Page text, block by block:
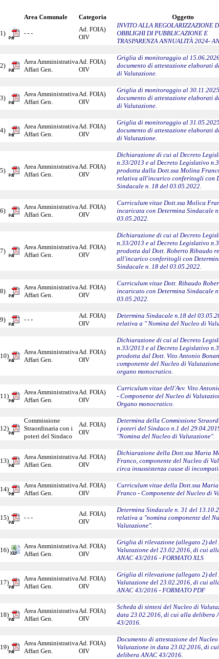
Area Comunale Categoria Oggetto
1) - - -
Ad. FOIA)
OIV
INVITO ALLA REGOLARIZZAZIONE
OBBLIGHI DI PUBBLICAZIONE E
TRASPARENZA ANNUALITÀ 2024-
2)
Area Amministrativa
Affari Gen.
Ad. FOIA)
OIV
Griglia di monitoraggio al
documento di attestazione elaborati
di Valutazione.
3)
Area Amministrativa
Affari Gen.
Ad. FOIA)
OIV
Griglia di monitoraggio al
documento di attestazione elaborati
di Valutazione.
4)
Area Amministrativa
Affari Gen.
Ad. FOIA)
OIV
Griglia di monitoraggio al
documento di attestazione elaborati
di Valutazione.
5)
Area Amministrativa
Affari Gen.
Ad. FOIA)
OIV
Dichiarazione di cui al Decreto
n.33/2013 e al Decreto Legislativo
prodotta dalla Dott.ssa Molina
relativa all'incarico conferitogli con
Sindacale n. 18 del 03.05.2022.
6)
Area Amministrativa
Affari Gen.
Ad. FOIA)
OIV
Curriculum vitae Dott.ssa Molica
incaricata con Determina Sindacale
03.05.2022.
7)
Area Amministrativa
Affari Gen.
Ad. FOIA)
OIV
Dichiarazione di cui al Decreto
n.33/2013 e al Decreto Legislativo
prodotta dal Dott. Roberto Ribaudo
all'incarico conferitogli con
Sindacale n. 18 del 03.05.2022.
8)
Area Amministrativa
Affari Gen.
Ad. FOIA)
OIV
Curriculum vitae Dott. Ribaudo
incaricato con Determina Sindacale
03.05.2022.
9) - - -
Ad. FOIA)
OIV
Determina Sindacale n.18 del
relativa a " Nomina del Nucleo di
10)
Area Amministrativa
Affari Gen.
Ad. FOIA)
OIV
Dichiarazione di cui al Decreto
n.33/2013 e al Decreto Legislativo
prodotta dal Dott. Vito Antonio
componente del Nucleo di
organo monocratico.
11)
Area Amministrativa
Affari Gen.
Ad. FOIA)
OIV
Curriculum vitae dell'Avv. Vito
- Componente del Nucleo di
Organo monocratico.
12)
Commissione
Straordinaria con i
poteri del Sindaco
Ad. FOIA)
OIV
Determina della Commissione
i poteri del Sindaco n.1 del
"Nomina del Nucleo di Valutazione".
13)
Area Amministrativa
Affari Gen.
Ad. FOIA)
OIV
Dichiarazione della Dott.ssa Maria
Franco, componente del Nucleo di
circa insussistenza cause di
14)
Area Amministrativa
Affari Gen.
Ad. FOIA)
OIV
Curriculum vitae della Dott.ssa
Franco - Componente del Nucleo di
15) - - -
Ad. FOIA)
OIV
Determina Sindacale n. 31 del
relativa a "nomina componente del
Valutazione".
16)
Area Amministrativa
Affari Gen.
Ad. FOIA)
OIV
Griglia di rilevazione (allegato 2) del
Valutazione del 23.02.2016, di cui
ANAC 43/2016 - FORMATO XLS
17)
Area Amministrativa
Affari Gen.
Ad. FOIA)
OIV
Griglia di rilevazione (allegato 2) del
Valutazione del 23.02.2016, di cui
ANAC 43/2016 - FORMATO PDF
18)
Area Amministrativa
Affari Gen.
Ad. FOIA)
OIV
Scheda di sintesi del Nucleo di
data 23.02.2016, di cui alla delibera
43/2016.
19)
Area Amministrativa
Affari Gen.
Ad. FOIA)
OIV
Documento di attestazione del
Valutazione in data 23.02.2016, di
delibera ANAC 43/2016.